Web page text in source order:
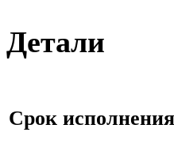
Детали
Срок исполнения